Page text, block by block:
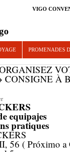
VIGO
PROMENADES
CONSIGNE À
equipajes
pratiques
56 ( Próximo a